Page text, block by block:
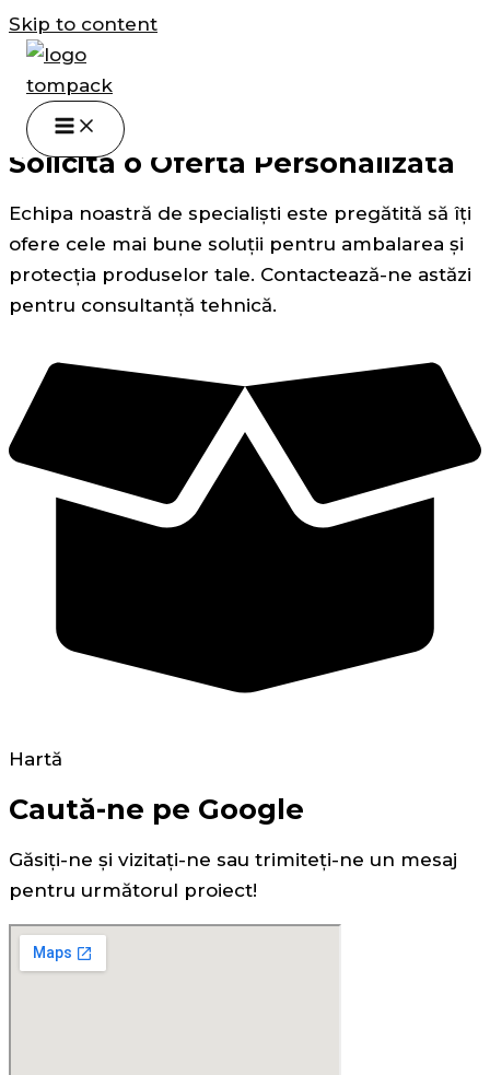
Skip to content
Contact
Solicită o Ofertă Personalizată
Echipa noastră de specialiști este pregătită să îți
ofere cele mai bune soluții pentru ambalarea și
protecția produselor tale. Contactează-ne astăzi
pentru consultanță tehnică.
Hartă
Caută-ne pe Google
Găsiți-ne și vizitați-ne sau trimiteți-ne un mesaj
pentru următorul proiect!